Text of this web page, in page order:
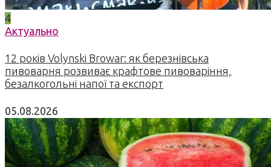
4
Актуально
12 років Volynski Browar: як березнівська
пивоварня розвиває крафтове пивоваріння,
безалкогольні напої та експорт
05.08.2026